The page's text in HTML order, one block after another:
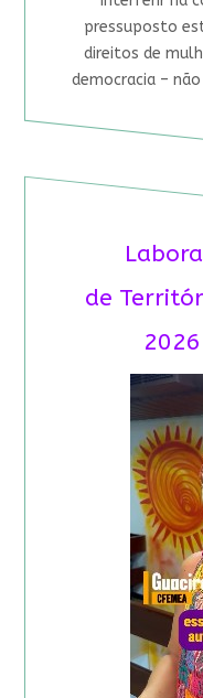
pressuposto
direitos de
democracia –
de